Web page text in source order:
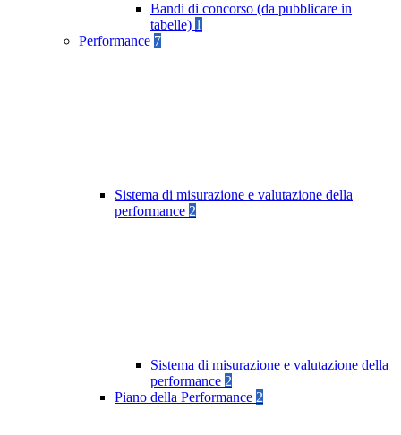
Bandi di concorso (da pubblicare in
tabelle) 1
Performance 7
Sistema di misurazione e valutazione della
performance 2
Sistema di misurazione e valutazione della
performance 2
Piano della Performance 2